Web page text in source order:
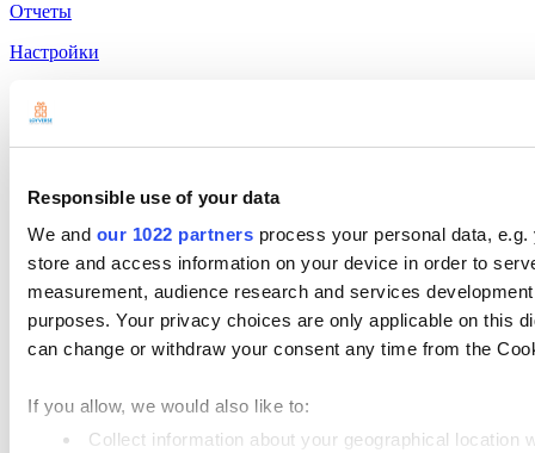
Responsible use of your data
We and our 1022 partners process your personal data,
store and access information on your device in order to
measurement, audience research and services
purposes. Your privacy choices are only applicable on this
can change or withdraw your consent any time from the
If you allow, we would also like to:
Collect information about your geographical
Отчеты
Настройки
Loyverse POS
Dashboard
Кухонный дисплей
Дисплей покупателя
Управление сотрудниками